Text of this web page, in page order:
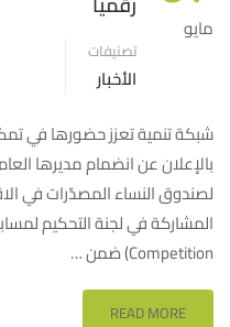
مايو
تصنيفات
الأخبار
شبكة تنمية تعزز حضورها في
بالإعلان عن انضمام مديرها
Competition) ضمن …
READ MORE